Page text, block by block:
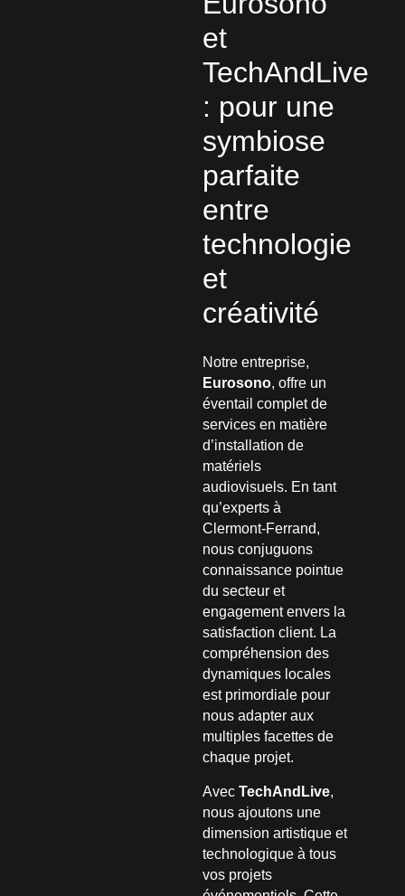
et
TechAndLive
: pour une
symbiose
parfaite
entre
technologie
et
créativité
Notre entreprise,
Eurosono, offre un
éventail complet de
services en matière
d’installation de
matériels
audiovisuels. En tant
qu’experts à
Clermont-Ferrand,
nous conjuguons
connaissance pointue
du secteur et
engagement envers la
satisfaction client. La
compréhension des
dynamiques locales
est primordiale pour
nous adapter aux
multiples facettes de
chaque projet.
Avec TechAndLive,
nous ajoutons une
dimension artistique et
technologique à tous
vos projets